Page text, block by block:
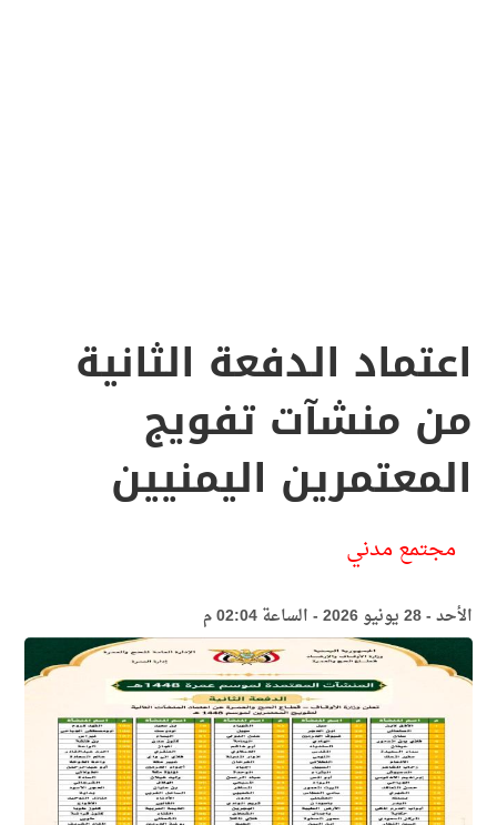
اعتماد الدفعة الثانية
من منشآت تفويج
المعتمرين اليمنيين
مجتمع مدني
الأحد - 28 يونيو 2026 - الساعة 02:04 م